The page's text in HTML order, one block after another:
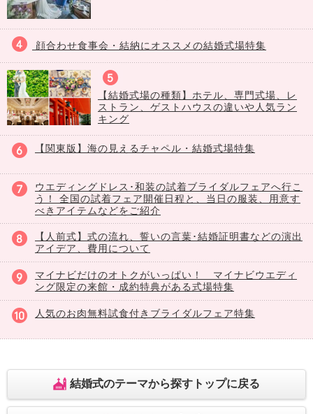
顔合わせ食事会・結納にオススメの結婚式場特集
【結婚式場の種類】ホテル、専門式場、レ
ストラン、ゲストハウスの違いや人気ラン
キング
【関東版】海の見えるチャペル・結婚式場特集
ウエディングドレス･和装の試着ブライダルフェアへ行こ
う！ 全国の試着フェア開催日程と、当日の服装、用意す
べきアイテムなどをご紹介
【人前式】式の流れ、誓いの言葉･結婚証明書などの演出
アイデア、費用について
マイナビだけのオトクがいっぱい！ マイナビウエディ
ング限定の来館・成約特典がある式場特集
人気のお肉無料試食付きブライダルフェア特集
結婚式のテーマから探すトップに戻る